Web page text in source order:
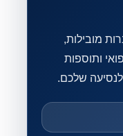
מובילות,
ותוספות
שלכם.